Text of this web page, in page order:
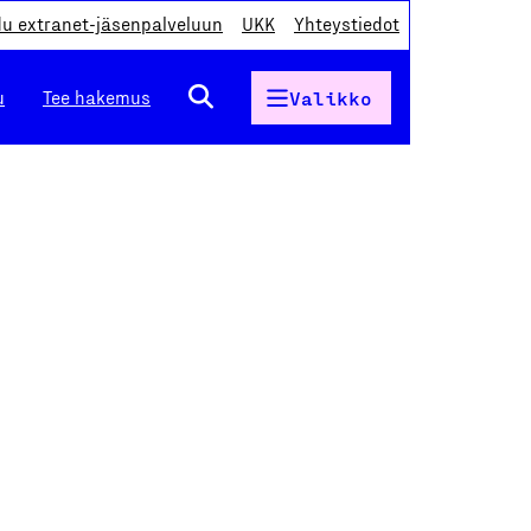
extranet-jäsenpalveluun UKK Yhteystiedot
Tee hakemus Valikko